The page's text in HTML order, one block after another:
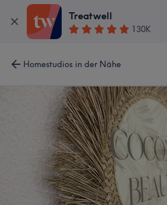
Treatwell
130K
Homestudios in der Nähe